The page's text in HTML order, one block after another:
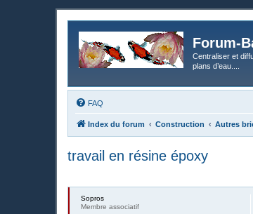
Forum-
Centraliser et
plans d’eau....
FAQ
Index du forum Construction Autres
travail en résine époxy
Sopros
Membre associatif